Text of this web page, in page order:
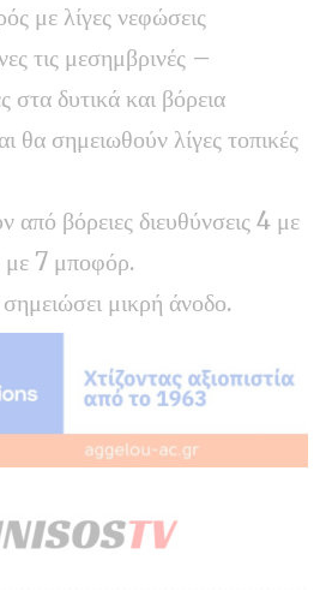
με λίγες νεφώσεις
τις μεσημβρινές –
στα δυτικά και βόρεια
θα σημειωθούν λίγες τοπικές
από βόρειες διευθύνσεις 4 με
με 7 μποφόρ.
μικρή άνοδο.